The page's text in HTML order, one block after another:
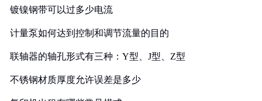
镀镍钢带可以过多少电流
计量泵如何达到控制和调节流量的目的
联轴器的轴孔形式有三种：Y型、J型、Z型
不锈钢材质厚度允许误差是多少